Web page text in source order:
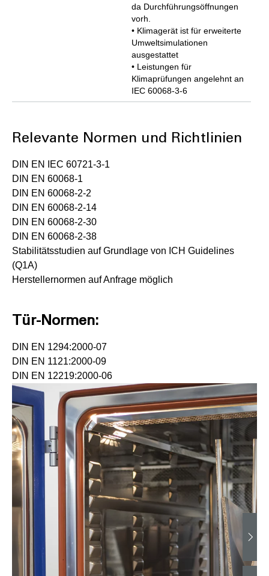
da Durchführungsöffnungen
vorh.
• Klimagerät ist für erweiterte
Umweltsimulationen
ausgestattet
• Leistungen für
Klimaprüfungen angelehnt an
IEC 60068-3-6
Relevante Normen und Richtlinien
DIN EN IEC 60721-3-1
DIN EN 60068-1
DIN EN 60068-2-2
DIN EN 60068-2-14
DIN EN 60068-2-30
DIN EN 60068-2-38
Stabilitätsstudien auf Grundlage von ICH Guidelines
(Q1A)
Herstellernormen auf Anfrage möglich
Tür-Normen:
DIN EN 1294:2000-07
DIN EN 1121:2000-09
DIN EN 12219:2000-06